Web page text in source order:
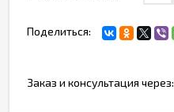
Поделиться:
Заказ и консультация через: